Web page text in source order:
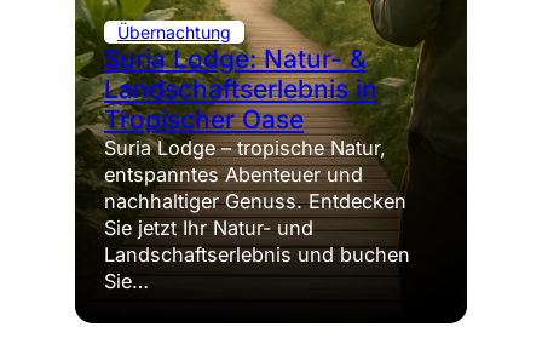
Übernachtung
Suria Lodge: Natur- &
Landschaftserlebnis in
Tropischer Oase
Suria Lodge – tropische Natur,
entspanntes Abenteuer und
nachhaltiger Genuss. Entdecken
Sie jetzt Ihr Natur- und
Landschaftserlebnis und buchen
Sie…